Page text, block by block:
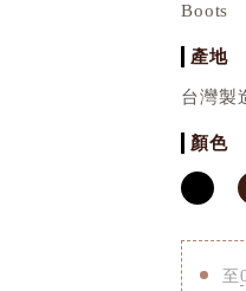
Boots
產地
台灣製
顏色
至